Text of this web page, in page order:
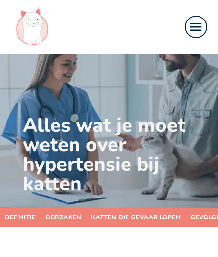
Alles wat je moet
weten over
hypertensie bij
katten
DEFINITIE OORZAKEN KATTEN DIE GEVAAR LOPEN